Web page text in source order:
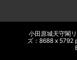
小田原城天守閣
ズ：8688 x 5792